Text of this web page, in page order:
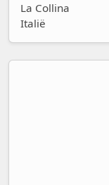
La Collina
Italië